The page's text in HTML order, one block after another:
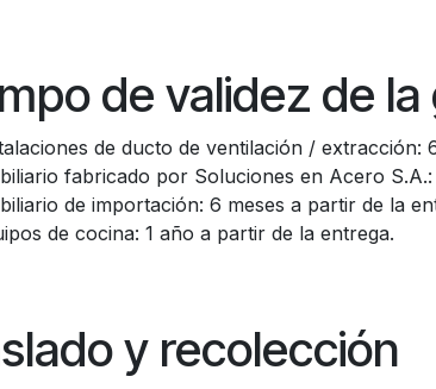
de validez de
de ducto de ventilación / extracción:
fabricado por Soluciones en Acero
de importación: 6 meses a partir de la
de cocina: 1 año a partir de la entrega.
y recolección